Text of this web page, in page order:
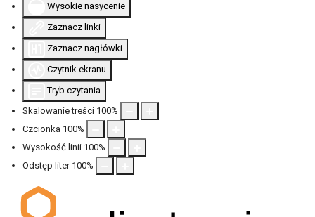
Wysokie nasycenie
Zaznacz linki
Zaznacz nagłówki
Czytnik ekranu
Tryb czytania
Skalowanie treści 100%
Czcionka 100%
Wysokość linii 100%
Odstęp liter 100%